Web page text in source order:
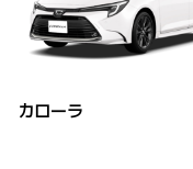
カローラ